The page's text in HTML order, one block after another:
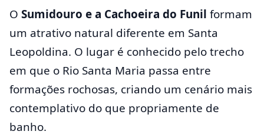
O Sumidouro e a Cachoeira do Funil formam
um atrativo natural diferente em Santa
Leopoldina. O lugar é conhecido pelo trecho
em que o Rio Santa Maria passa entre
formações rochosas, criando um cenário mais
contemplativo do que propriamente de
banho.